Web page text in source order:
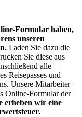
Formular haben,
unseren
Laden Sie dazu die
Sie diese aus
alle
Reisepasses und
Unsere Mitarbeiter
Online-Formular der
erheben wir eine